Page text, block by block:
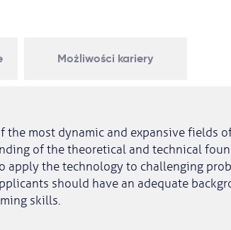
Możliwości kariery
the most dynamic and expansive fields
of the theoretical and technical
apply the technology to challenging
should have an adequate
skills.